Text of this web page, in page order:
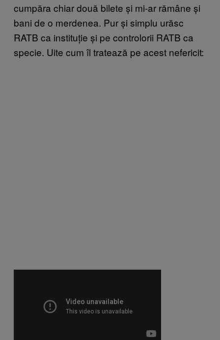
cumpăra chiar două bilete și mi-ar rămâne și
bani de o merdenea. Pur și simplu urăsc
RATB ca instituție și pe controlorii RATB ca
specie. Uite cum îl tratează pe acest nefericit: